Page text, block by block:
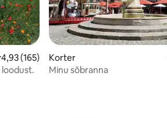
hinnang 4,93/5, 165 hinnangut
4,93 (165)
loodust.
Korter
Minu sõbranna